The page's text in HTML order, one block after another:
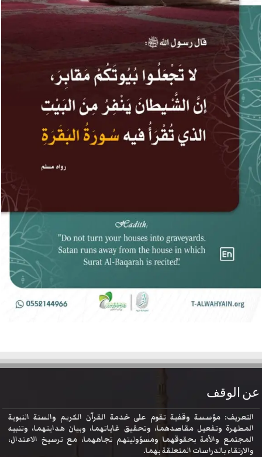
عن الوقف
التعريف: مؤسسة وقفية تقوم على خدمة القرآن الكريم والسنة النبوية
المطهرة وتفعيل مقاصدهما، وتحقيق غاياتهما، وبيان هدايتهما، وتنبيه
المجتمع والأمة بحقوقهما ومسؤوليتهم تجاههما، مع ترسيخ الاعتدال،
والارتقاء بالدراسات المتعلقة بهما.